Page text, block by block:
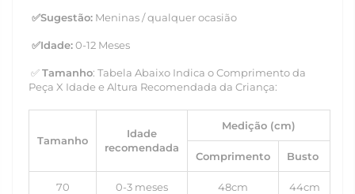
✅Sugestão: Meninas / qualquer ocasião
✅Idade:0-12 Meses
✅Tamanho: Tabela Abaixo Indica o Comprimento da
Peça X Idade e Altura Recomendada da Criança:
Tamanho
Idade
recomendada
Medição (cm)
Comprimento Busto
70 0-3 meses 48cm 44cm